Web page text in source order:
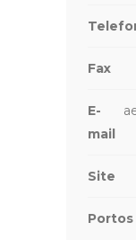
Fax
E-
mail
Site
Portos